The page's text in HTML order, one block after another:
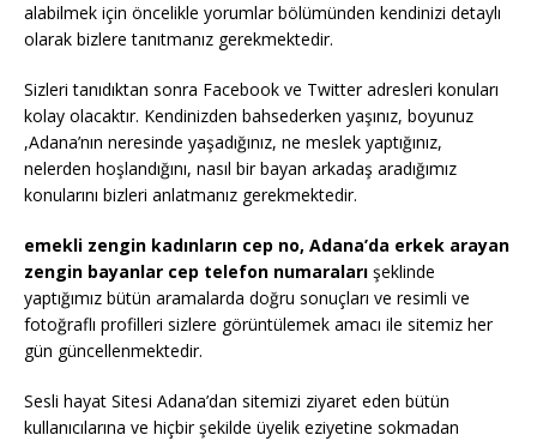
alabilmek için öncelikle yorumlar bölümünden kendinizi detaylı
olarak bizlere tanıtmanız gerekmektedir.
Sizleri tanıdıktan sonra Facebook ve Twitter adresleri konuları
kolay olacaktır. Kendinizden bahsederken yaşınız, boyunuz
,Adana’nın neresinde yaşadığınız, ne meslek yaptığınız,
nelerden hoşlandığını, nasıl bir bayan arkadaş aradığımız
konularını bizleri anlatmanız gerekmektedir.
emekli zengin kadınların cep no, Adana’da erkek arayan
zengin bayanlar cep telefon numaraları şeklinde
yaptığımız bütün aramalarda doğru sonuçları ve resimli ve
fotoğraflı profilleri sizlere görüntülemek amacı ile sitemiz her
gün güncellenmektedir.
Sesli hayat Sitesi Adana’dan sitemizi ziyaret eden bütün
kullanıcılarına ve hiçbir şekilde üyelik eziyetine sokmadan